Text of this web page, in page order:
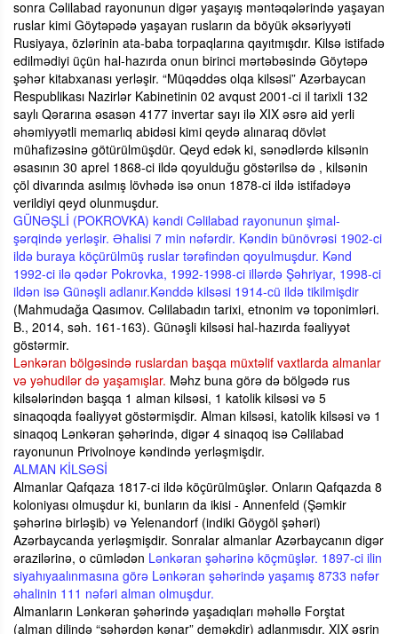
sonra Cəlilabad rayonunun digər yaşayış məntəqələrində yaşayan
ruslar kimi Göytəpədə yaşayan rusların da böyük əksəriyyəti
Rusiyaya, özlərinin ata-baba torpaqlarına qayıtmışdır. Kilsə istifadə
edilmədiyi üçün hal-hazırda onun birinci mərtəbəsində Göytəpə
şəhər kitabxanası yerləşir. “Müqəddəs olqa kilsəsi” Azərbaycan
Respublikası Nazirlər Kabinetinin 02 avqust 2001-ci il tarixli 132
saylı Qərarına əsasən 4177 invertar sayı ilə XIX əsrə aid yerli
əhəmiyyətli memarlıq abidəsi kimi qeydə alınaraq dövlət
mühafizəsinə götürülmüşdür. Qeyd edək ki, sənədlərdə kilsənin
əsasının 30 aprel 1868-ci ildə qoyulduğu göstərilsə də , kilsənin
çöl divarında asılmış lövhədə isə onun 1878-ci ildə istifadəyə
verildiyi qeyd olunmuşdur.
GÜNƏŞLİ (POKROVKA) kəndi Cəlilabad rayonunun şimal-
şərqində yerləşir. Əhalisi 7 min nəfərdir. Kəndin bünövrəsi 1902-ci
ildə buraya köçürülmüş ruslar tərəfindən qoyulmuşdur. Kənd
1992-ci ilə qədər Pokrovka, 1992-1998-ci illərdə Şəhriyar, 1998-ci
ildən isə Günəşli adlanır.Kənddə kilsəsi 1914-cü ildə tikilmişdir
(Mahmudağa Qasımov. Cəlilabadın tarixi, etnonim və toponimləri.
B., 2014, səh. 161-163). Günəşli kilsəsi hal-hazırda fəaliyyət
göstərmir.
Lənkəran bölgəsində ruslardan başqa müxtəlif vaxtlarda almanlar
və yəhudilər də yaşamışlar. Məhz buna görə də bölgədə rus
kilsələrindən başqa 1 alman kilsəsi, 1 katolik kilsəsi və 5
sinaqoqda fəaliyyət göstərmişdir. Alman kilsəsi, katolik kilsəsi və 1
sinaqoq Lənkəran şəhərində, digər 4 sinaqoq isə Cəlilabad
rayonunun Privolnoye kəndində yerləşmişdir.
ALMAN KİLSƏSİ
Almanlar Qafqaza 1817-ci ildə köçürülmüşlər. Onların Qafqazda 8
koloniyası olmuşdur ki, bunların da ikisi - Annenfeld (Şəmkir
şəhərinə birləşib) və Yelenandorf (indiki Göygöl şəhəri)
Azərbaycanda yerləşmişdir. Sonralar almanlar Azərbaycanın digər
ərazilərinə, o cümlədən Lənkəran şəhərinə köçmüşlər. 1897-ci ilin
siyahıyaalınmasına görə Lənkəran şəhərində yaşamış 8733 nəfər
əhalinin 111 nəfəri alman olmuşdur.
Almanların Lənkəran şəhərində yaşadıqları məhəllə Forştat
(alman dilində “şəhərdən kənar” deməkdir) adlanmışdır. XIX əsrin